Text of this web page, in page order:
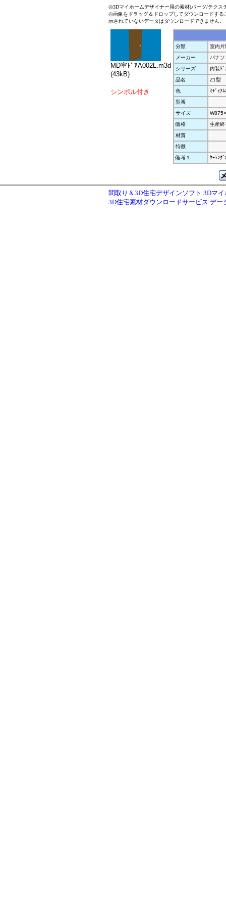
◎3Dマイホームデザイナー用の素材(パーツ/テクス
◎画像をドラッグ＆ドロップしてダウンロードす
示されていないデータはダウンロードできません。
MD室ﾄﾞｱA002L.m3d
(43kB)
シンボル付き
分類
室内片
メーカー
パナ
シリーズ
内装ﾄﾞ
品名
Z1型
色
ﾐﾃﾞｨｱ
型番
サイズ
価格
生産終
材質
特徴
備考１
ｹｰｼﾝｸ
間取り＆3D住宅デザインソフト 3Dマ
3D住宅素材ダウンロードサービス デー